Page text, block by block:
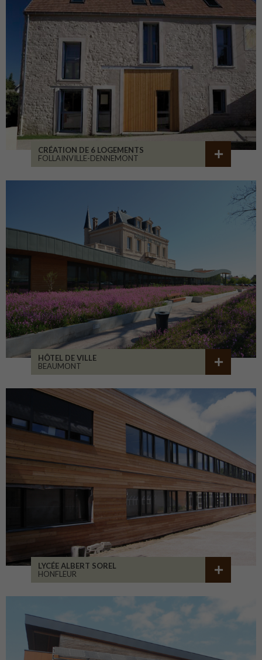
CRÉATION DE 6 LOGEMENTS
FOLLAINVILLE-DENNEMONT
HÔTEL DE VILLE
BEAUMONT
LYCÉE ALBERT SOREL
HONFLEUR